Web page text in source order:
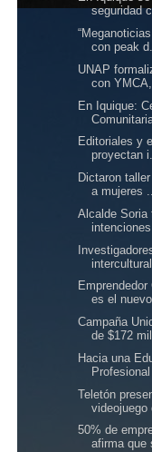
seguridad
con peak
UNAP
con YMCA,
En Iquique:
Editoriales y
proyectan
Dictaron
a mujeres
Alcalde Soria
intenciones
es el
Campaña
de $172
Hacia una
Teletón
videojuego
50% de
afirma que